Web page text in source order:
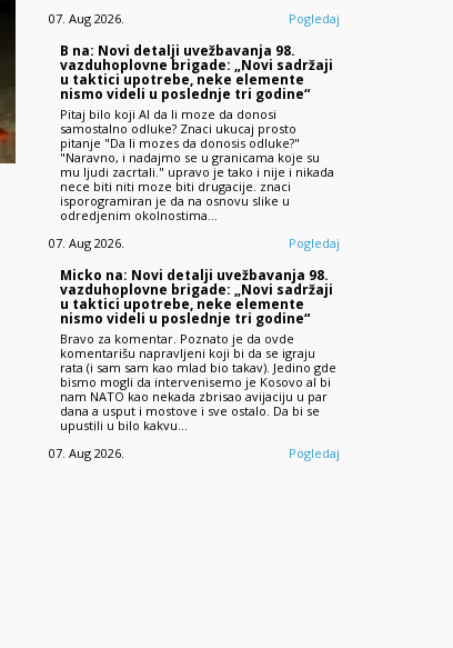
07. Aug 2026.
Pogledaj
B na: Novi detalji uvežbavanja 98.
vazduhoplovne brigade: „Novi sadržaji
u taktici upotrebe, neke elemente
nismo videli u poslednje tri godine“
Pitaj bilo koji AI da li moze da donosi
samostalno odluke? Znaci ukucaj prosto
pitanje "Da li mozes da donosis odluke?"
"Naravno, i nadajmo se u granicama koje su
mu ljudi zacrtali." upravo je tako i nije i nikada
nece biti niti moze biti drugacije. znaci
isporogramiran je da na osnovu slike u
odredjenim okolnostima…
07. Aug 2026.
Pogledaj
Micko na: Novi detalji uvežbavanja 98.
vazduhoplovne brigade: „Novi sadržaji
u taktici upotrebe, neke elemente
nismo videli u poslednje tri godine“
Bravo za komentar. Poznato je da ovde
komentarišu napravljeni koji bi da se igraju
rata (i sam sam kao mlad bio takav). Jedino gde
bismo mogli da intervenisemo je Kosovo al bi
nam NATO kao nekada zbrisao avijaciju u par
dana a usput i mostove i sve ostalo. Da bi se
upustili u bilo kakvu…
07. Aug 2026.
Pogledaj